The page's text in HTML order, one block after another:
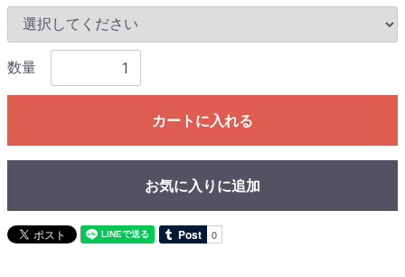
数量
カートに入れる
お気に入りに追加